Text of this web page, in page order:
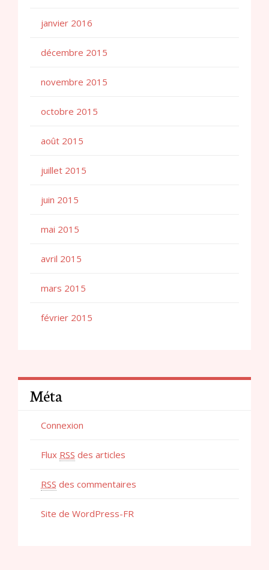
janvier 2016
décembre 2015
novembre 2015
octobre 2015
août 2015
juillet 2015
juin 2015
mai 2015
avril 2015
mars 2015
février 2015
Méta
Connexion
Flux RSS des articles
RSS des commentaires
Site de WordPress-FR